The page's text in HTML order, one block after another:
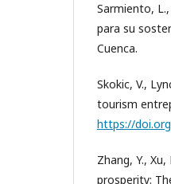
Sarmiento,
para su
Cuenca.
Skokic, V.,
tourism
https://
Zhang, Y.,
prosperity: